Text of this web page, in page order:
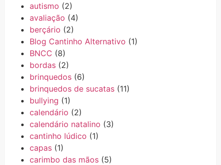
autismo (2)
avaliação (4)
berçário (2)
Blog Cantinho Alternativo (1)
BNCC (8)
bordas (2)
brinquedos (6)
brinquedos de sucatas (11)
bullying (1)
calendário (2)
calendário natalino (3)
cantinho lúdico (1)
capas (1)
carimbo das mãos (5)